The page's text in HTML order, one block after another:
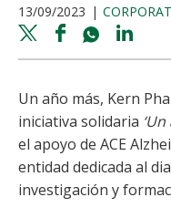
13/09/2023
Twitter
share
Facebook
share
Whatsapp
share
Un año más, Kern
iniciativa solidaria
el apoyo de ACE
entidad dedicada al
investigación y